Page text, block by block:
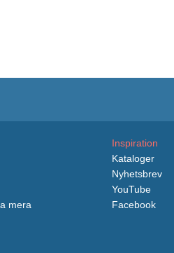
mera
Inspiration
Kataloger
Nyhetsbrev
YouTube
Facebook